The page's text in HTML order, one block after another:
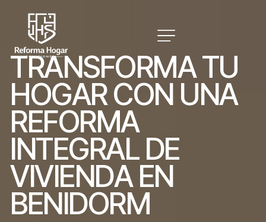
TRANSFORMATU
HOGARCON UNA
REFORMA
INTEGRAL DE
VIVIENDA EN
BENIDORM